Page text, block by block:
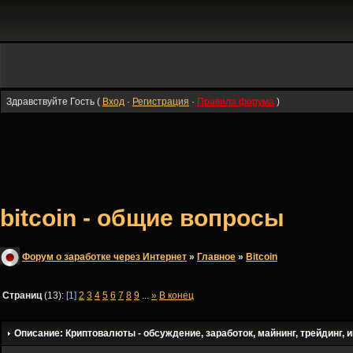
Здравствуйте Гость ( Вход · Регистрация · Правила форума )
bitcoin - общие вопросы
Форум о заработке через Интернет » Главное » Bitсoin
Страниц(13): [1] 2 3 4 5 6 7 8 9 ... » В конец
Описание: Криптовалюты - обсуждение, заработок, майнинг, трейдинг,